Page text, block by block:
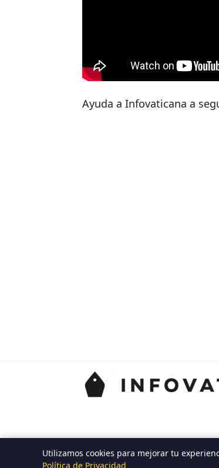
Ayuda a Infovaticana a
Utilizamos cookies para mejorar tu
Política de Privacidad